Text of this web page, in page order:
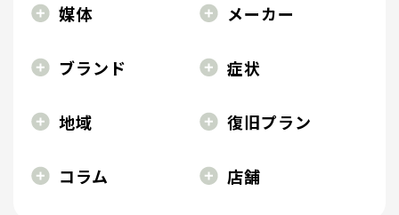
媒体 メーカー
ブランド 症状
地域 復旧プラン
コラム 店舗